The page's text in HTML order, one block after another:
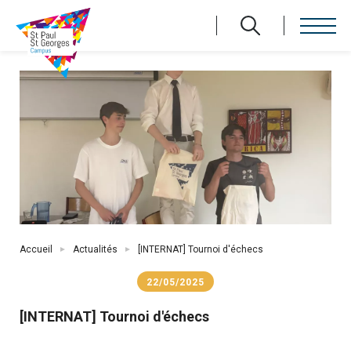
contenu
Fil
Accueil Actualités [INTERNAT] Tournoi d'échecs
22/05/2025
[INTERNAT] Tournoi d'échecs